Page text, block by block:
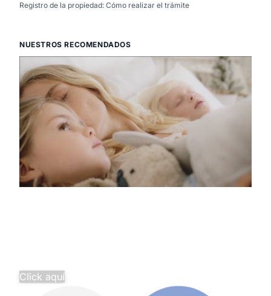
Registro de la propiedad: Cómo realizar el trámite
NUESTROS RECOMENDADOS
Click aquí